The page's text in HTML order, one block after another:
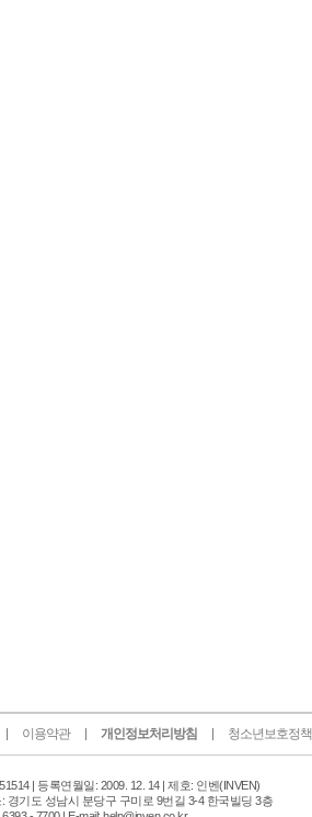
이용약관 개인정보처리방침 청소년보호정책
| 등록연월일: 2009. 12. 14 | 제호: 인벤 (INVEN)
경기도 성남시 분당구 구미로 9번길 3-4 한국빌딩 3층